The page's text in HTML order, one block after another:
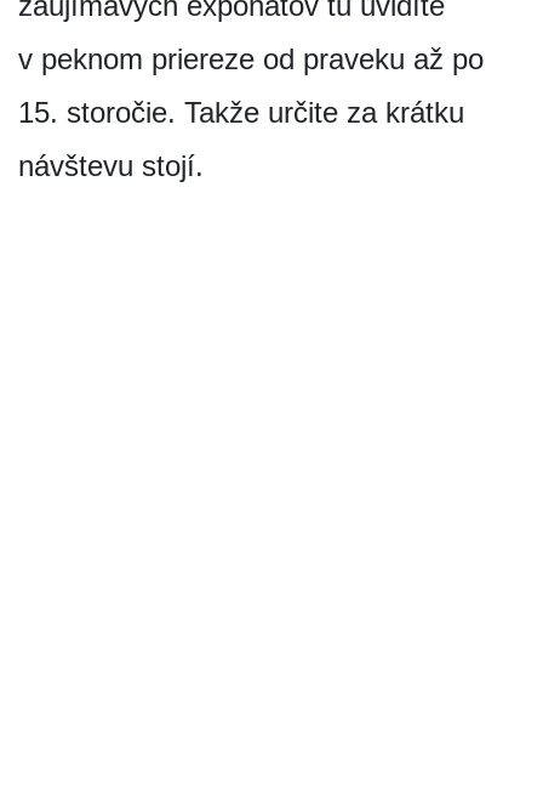
v peknom priereze od praveku až po
15. storočie. Takže určite za krátku
návštevu stojí.